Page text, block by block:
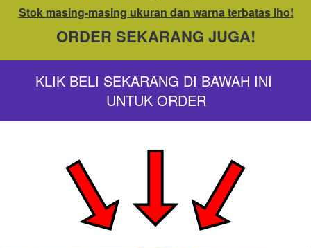
Stok masing-masing ukuran dan warna terbatas lho!
ORDER SEKARANG JUGA!
KLIK BELI SEKARANG DI BAWAH INI
UNTUK ORDER